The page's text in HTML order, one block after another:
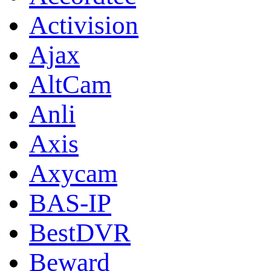
Activision
Ajax
AltCam
Anli
Axis
Axycam
BAS-IP
BestDVR
Beward